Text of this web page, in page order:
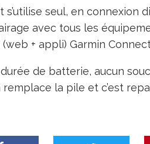
s’utilise seul, en connexion
avec tous les
+ appli) Garmin
de batterie, aucun
remplace la pile et c’est